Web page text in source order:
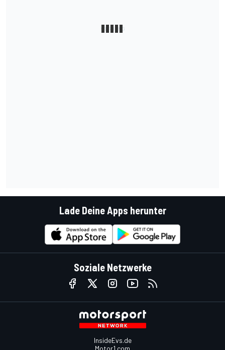
Lade Deine Apps herunter
Soziale Netzwerke
InsideEvs.de
Motor1.com